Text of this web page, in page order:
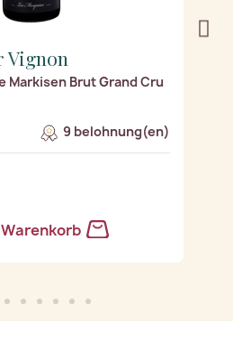
Vignon
Markisen Brut Grand Cru
9 belohnung(en)